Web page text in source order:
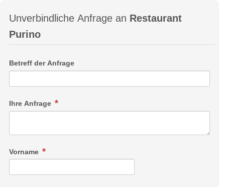
Unverbindliche Anfrage an Restaurant
Purino
Betreff der Anfrage
Ihre Anfrage
Vorname